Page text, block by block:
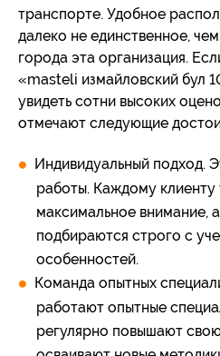
транспорте. Удобное
далеко не единственное,
города эта организация.
«masteli измайловский бул
увидеть сотни высоких
отмечают следующие
Индивидуальный подход.
работы. Каждому клиенту
максимальное внимание,
подбираются строго с
особенностей.
Команда опытных
работают опытные
регулярно повышают